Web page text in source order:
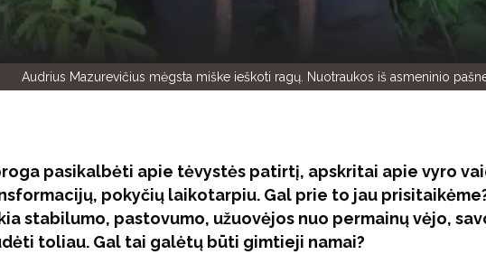
Audrius Mazurevičius mėgsta miške ieškoti ragų. Nuotraukos iš asmeninio
pasikalbėti apie tėvystės patirtį, apskritai apie vyro
pokyčių laikotarpiu. Gal prie to jau
stabilumo, pastovumo, užuovėjos nuo permainų vėjo,
toliau. Gal tai galėtų būti gimtieji namai?